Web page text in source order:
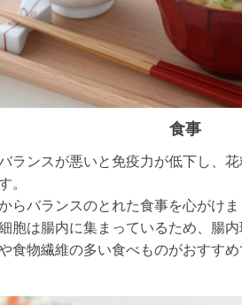
食事
ランスが悪いと免疫力が低下し、
。
らバランスのとれた食事を心がけま
胞は腸内に集まっているため、腸
食物繊維の多い食べものがおすすめ